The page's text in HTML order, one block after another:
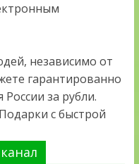
независимо от
гарантированно
за рубли.
с быстрой